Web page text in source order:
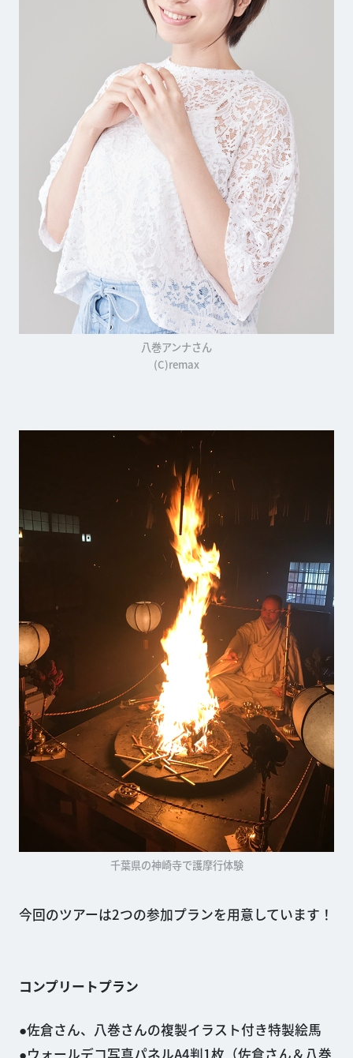
八巻アンナさん
(C)remax
千葉県の神崎寺で護摩行体験
今回のツアーは2つの参加プランを用意しています！
コンプリートプラン
佐倉さん、八巻さんの複製イラスト付き特製絵馬
ウォールデコ写真パネルA4判1枚（佐倉さん＆八巻